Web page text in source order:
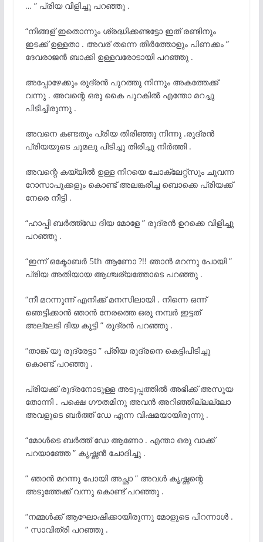
… ” പ്രിയ വിളിച്ചു പറഞ്ഞു .
“നിങ്ങള് ഇതൊന്നും ശ്രദ്ധിക്കണ്ടട്ടോ ഇത് രണ്ടിനും
ഇടക്ക് ഉള്ളതാ . അവര് തന്നെ തീർത്തോളും പിണക്കം ”
ദേവരാജൻ ബാക്കി ഉള്ളവരോടായി പറഞ്ഞു .
അപ്പോഴേക്കും രുദ്രൻ പുറത്തു നിന്നും അകത്തേക്ക്
വന്നു . അവന്റെ ഒരു കൈ പുറകിൽ എന്തോ മറച്ചു
പിടിച്ചിരുന്നു .
അവനെ കണ്ടതും പ്രിയ തിരിഞ്ഞു നിന്നു .രുദ്രൻ
പ്രിയയുടെ ചുമലു പിടിച്ചു തിരിച്ചു നിർത്തി .
അവന്റെ കയ്യിൽ ഉള്ള നിറയെ ചോക്ലേറ്റ്സും ചുവന്ന
റോസാപൂക്കളും കൊണ്ട് അലങ്കരിച്ച ബൊക്കെ പ്രിയക്ക്
നേരെ നീട്ടി .
“ഹാപ്പി ബർത്ത്ഡേ ദിയ മോളേ ” രുദ്രൻ ഉറക്കെ വിളിച്ചു
പറഞ്ഞു .
“ഇന്ന് ഒക്ടോബർ 5th ആണോ ?!! ഞാൻ മറന്നു പോയി ”
പ്രിയ അതിയായ ആശ്ചര്യത്തോടെ പറഞ്ഞു .
“നീ മറന്നൂന്ന് എനിക്ക് മനസിലായി . നിന്നെ ഒന്ന്
ഞെട്ടിക്കാൻ ഞാൻ നേരത്തെ ഒരു നമ്പർ ഇട്ടത്
അല്ലേടി ദിയ കുട്ടി ” രുദ്രൻ പറഞ്ഞു .
“താങ്ക് യൂ രുദ്രേട്ടാ ” പ്രിയ രുദ്രനെ കെട്ടിപിടിച്ചു
കൊണ്ട് പറഞ്ഞു .
പ്രിയക്ക് രുദ്രനോടുള്ള അടുപ്പത്തിൽ അഭിക്ക് അസൂയ
തോന്നി . പക്ഷെ ഗൗതമിനു അവൻ അറിഞ്ഞില്ലല്ലോ
അവളുടെ ബർത്ത് ഡേ എന്ന വിഷമയായിരുന്നു .
“മോൾടെ ബർത്ത് ഡേ ആണോ . എന്താ ഒരു വാക്ക്
പറയാഞ്ഞേ ” കൃഷ്ണൻ ചോദിച്ചു .
” ഞാൻ മറന്നു പോയി അച്ഛാ ” അവൾ കൃഷ്ണന്റെ
അടുത്തേക്ക് വന്നു കൊണ്ട് പറഞ്ഞു .
“നമ്മൾക്ക് ആഘോഷിക്കായിരുന്നു മോളുടെ പിറന്നാൾ .
” സാവിത്രി പറഞ്ഞു .